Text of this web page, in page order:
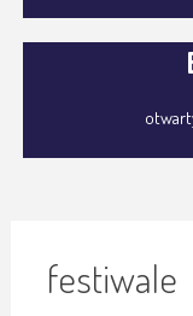
festiwale